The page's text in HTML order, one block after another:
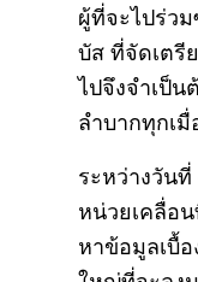
ผู้ที่จะไปร่ว
บัส ที่จัดเตรี
ไปจึงจำเป็
ลำบากทุกเมื่
ระหว่างวัน
หน่วยเคลื่อ
หาข้อมูลเบื้